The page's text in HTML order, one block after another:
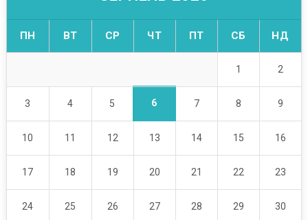
ПН ВТ СР ЧТ ПТ СБ НД
1 2
3 4 5 6 7 8 9
10 11 12 13 14 15 16
17 18 19 20 21 22 23
24 25 26 27 28 29 30